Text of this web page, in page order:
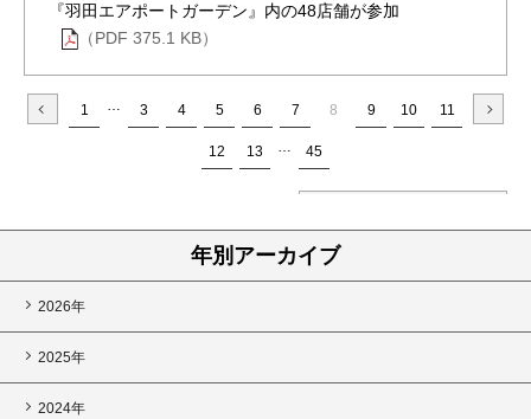
年別アーカイブ
2026年
2025年
2024年
『羽田エアポートガーデン』内の48店舗が参加
（PDF 375.1 KB）
1 … 3 4 5 6 7 8 9 10 11
12 13 … 45